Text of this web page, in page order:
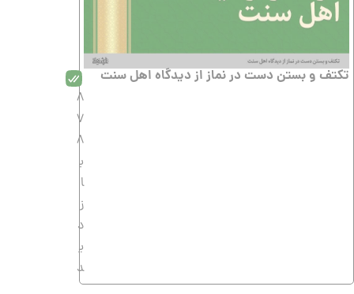
تکتف و بستن دست در نماز از دیدگاه اهل سنت
8
7
8
ب
ا
ز
د
ی
د